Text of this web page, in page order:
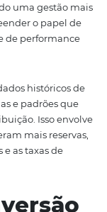
por sua ampla
afetam a
diretas
a experiência
ao site.
espaço e